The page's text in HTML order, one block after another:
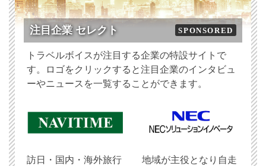
注目企業 セレクト SPONSORED
トラベルボイスが注目する企業の特設サイトで
す。ロゴをクリックすると注目企業のインタビュ
ーやニュースを一覧することができます。
訪日・国内・海外旅行
地域が主役となり自走